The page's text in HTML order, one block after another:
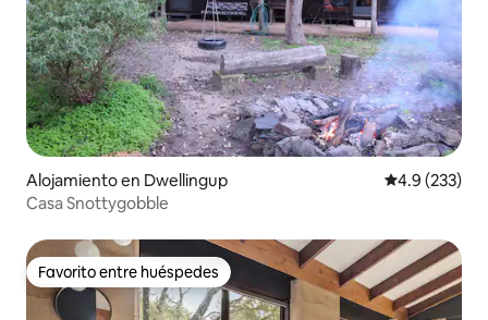
Alojamiento en Dwellingup Calificación
4.9 (233)
Casa Snottygobble
Favorito entre huéspedes
Favorito entre huéspedes